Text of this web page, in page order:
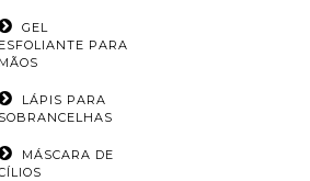
GEL
ESFOLIANTE PARA
MÃOS
LÁPIS PARA
SOBRANCELHAS
MÁSCARA DE